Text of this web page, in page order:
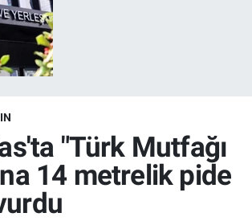
"Türk Mutfağı
14 metrelik pide